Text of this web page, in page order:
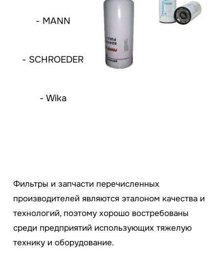
- MANN
- SCHROEDER
- Wika
Фильтры и запчасти перечисленных
производителей являются эталоном качества и
технологий, поэтому хорошо востребованы
среди предприятий использующих тяжелую
технику и оборудование.